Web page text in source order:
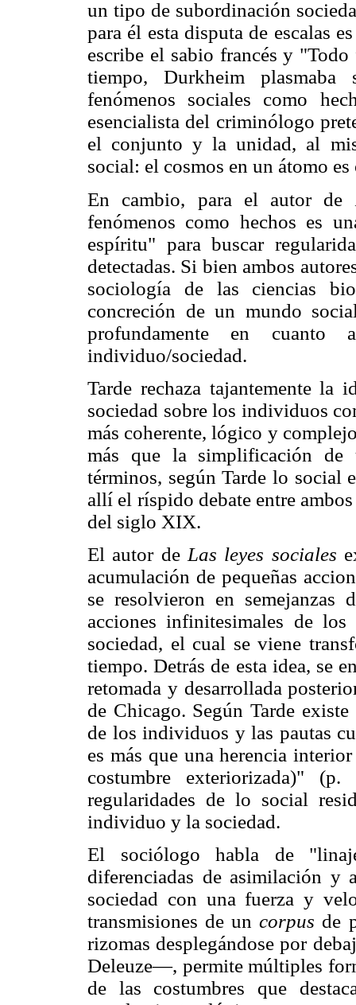
un tipo de subordinación
para él esta disputa de escalas
escribe el sabio francés y
tiempo, Durkheim
fenómenos sociales como
esencialista del criminólogo
el conjunto y la unidad, al
social: el cosmos en un átomo
En cambio, para el autor de
fenómenos como hechos es
espíritu" para buscar
detectadas. Si bien ambos
sociología de las ciencias
concreción de un mundo
profundamente en
individuo/sociedad.
Tarde rechaza tajantemente la
sociedad sobre los individuos
más coherente, lógico y
más que la simplificación
términos, según Tarde lo social
allí el ríspido debate entre
del siglo XIX.
El autor de Las leyes sociales
acumulación de pequeñas
se resolvieron en
acciones infinitesimales de
sociedad, el cual se viene
tiempo. Detrás de esta idea, se
retomada y desarrollada
de Chicago. Según Tarde
de los individuos y las pautas
es más que una herencia
costumbre exteriorizada)"
regularidades de lo social
individuo y la sociedad.
El sociólogo habla de
diferenciadas de asimilación y
sociedad con una fuerza y
transmisiones de uncorpus de
rizomas desplegándose por
Deleuze—, permite múltiples
de las costumbres que